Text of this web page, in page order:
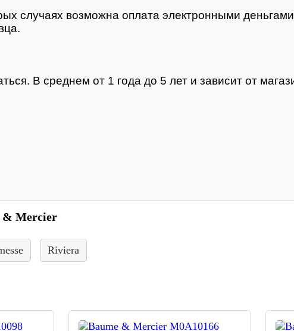
случаях возможна оплата электронными
В среднем от 1 года до 5 лет и зависит от
& Mercier
Riviera